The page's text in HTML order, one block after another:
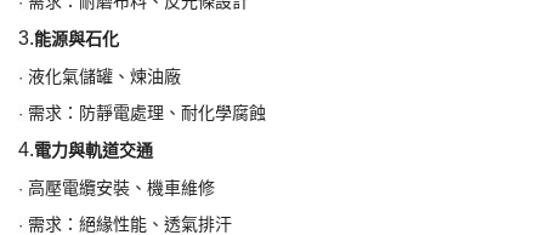
3.能源與石化
· 液化氣儲罐、煉油廠
· 需求：防靜電處理、耐化學腐蝕
4.電力與軌道交通
· 高壓電纜安裝、機車維修
· 需求：絕緣性能、透氣排汗